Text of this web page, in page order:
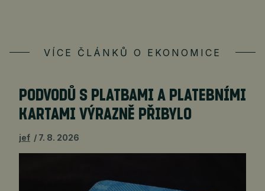
VÍCE ČLÁNKŮ O EKONOMICE
PODVODŮ S PLATBAMI A PLATEBNÍMI
KARTAMI VÝRAZNĚ PŘIBYLO
jef 7. 8. 2026